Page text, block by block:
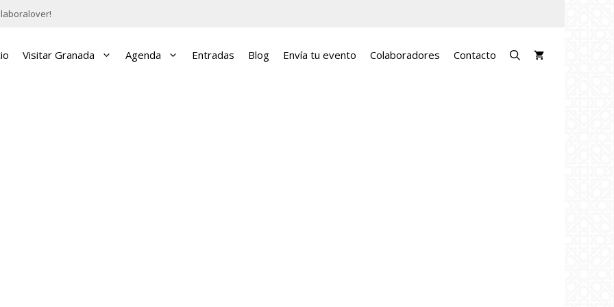
Visitar Granada Agenda Entradas Blog Envía tu evento Colaboradores Contacto